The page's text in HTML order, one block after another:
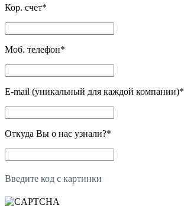
Кор. счет*
Моб. телефон*
E-mail (уникальный для каждой компании)*
Откуда Вы о нас узнали?*
Введите код с картинки